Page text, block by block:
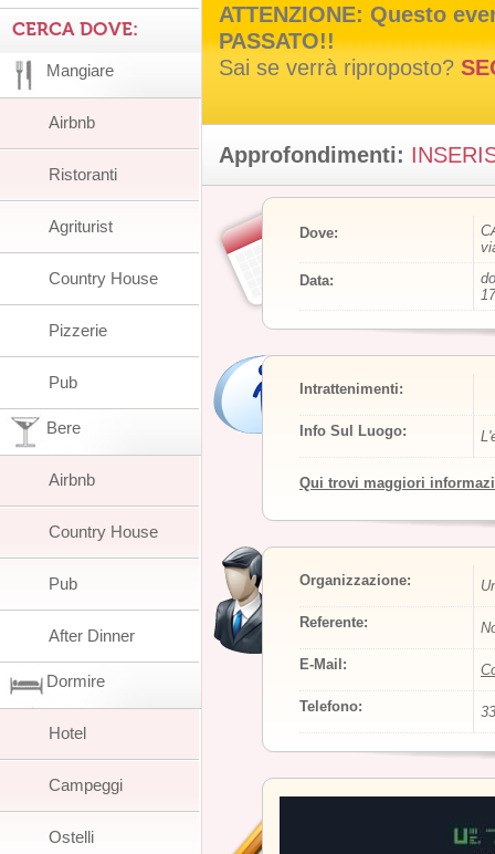
ATTENZIONE: Questo
PASSATO!!
Sai se verrà riproposto?
Approfondimenti:
Dove:
Data:
Intrattenimenti:
Info Sul Luogo:
Qui trovi maggiori
Organizzazione:
Referente:
E-Mail:
Telefono:
CERCA DOVE:
Mangiare
Airbnb
Ristoranti
Agriturist
Country House
Pizzerie
Pub
Bere
Airbnb
Country House
Pub
After Dinner
Dormire
Hotel
Campeggi
Ostelli